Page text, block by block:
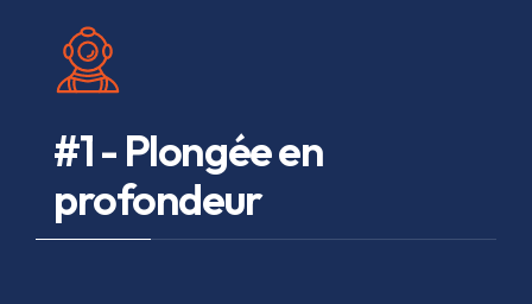
#1 - Plongée en
profondeur